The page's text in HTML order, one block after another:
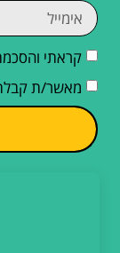
קראתי
מאשר/ת קבלת